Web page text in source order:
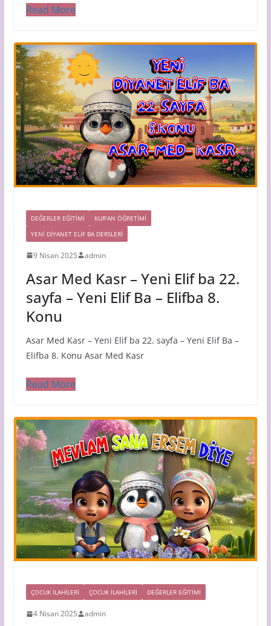
Read More
DEĞERLER EĞİTİMİ
KUR'AN ÖĞRETİMİ
YENI DIYANET ELIF BA DERSLERI
9 Nisan 2025 admin
Asar Med Kasr – Yeni Elif ba 22.
sayfa – Yeni Elif Ba – Elifba 8.
Konu
Asar Med Kasr – Yeni Elif ba 22. sayfa – Yeni Elif Ba –
Elifba 8. Konu Asar Med Kasr
Read More
ÇOCUK ILAHILERI ÇOCUK İLAHİLERİ DEĞERLER EĞİTİMİ
4 Nisan 2025 admin